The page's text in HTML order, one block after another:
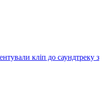
кліп до саундтреку з